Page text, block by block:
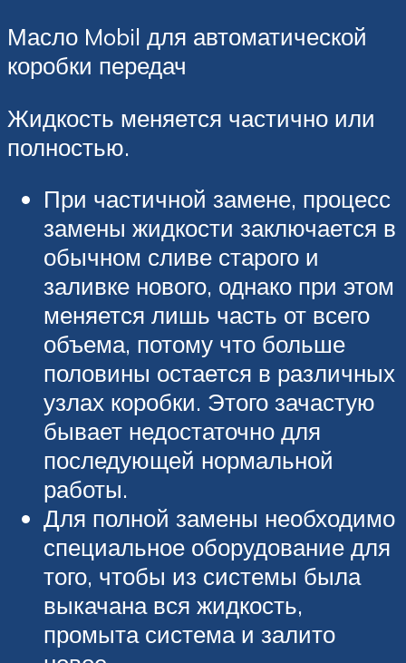
Масло Mobil для автоматической
коробки передач
Жидкость меняется частично или
полностью.
При частичной замене, процесс
замены жидкости заключается в
обычном сливе старого и
заливке нового, однако при этом
меняется лишь часть от всего
объема, потому что больше
половины остается в различных
узлах коробки. Этого зачастую
бывает недостаточно для
последующей нормальной
работы.
Для полной замены необходимо
специальное оборудование для
того, чтобы из системы была
выкачана вся жидкость,
промыта система и залито